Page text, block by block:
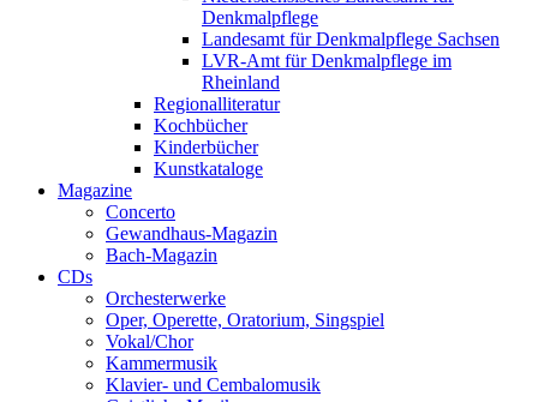
Denkmalpflege
Landesamt für Denkmalpflege Sachsen
LVR-Amt für Denkmalpflege im
Rheinland
Regionalliteratur
Kochbücher
Kinderbücher
Kunstkataloge
Magazine
Concerto
Gewandhaus-Magazin
Bach-Magazin
CDs
Orchesterwerke
Oper, Operette, Oratorium, Singspiel
Vokal/Chor
Kammermusik
Klavier- und Cembalomusik